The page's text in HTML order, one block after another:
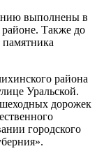
выполнены в
Также до
памятника
района
Уральской.
дорожек
городского